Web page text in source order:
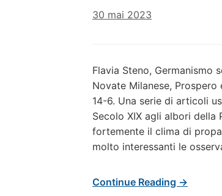
30 mai 2023
Flavia Steno, Germanismo
Novate Milanese,
14-6. Una serie di articoli
Secolo XIX agli albori della
fortemente il clima di
molto interessanti le
Continue Reading →